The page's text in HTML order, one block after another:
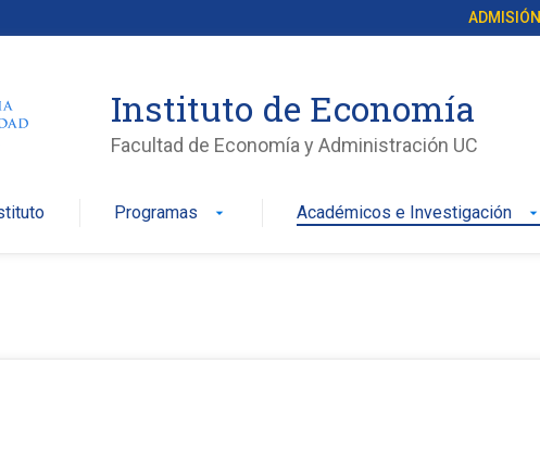
ADMISIÓN
Instituto de Economía
Facultad de Economía y Administración UC
Programas arrow_drop_down Académicos e Investigación arrow_drop_down